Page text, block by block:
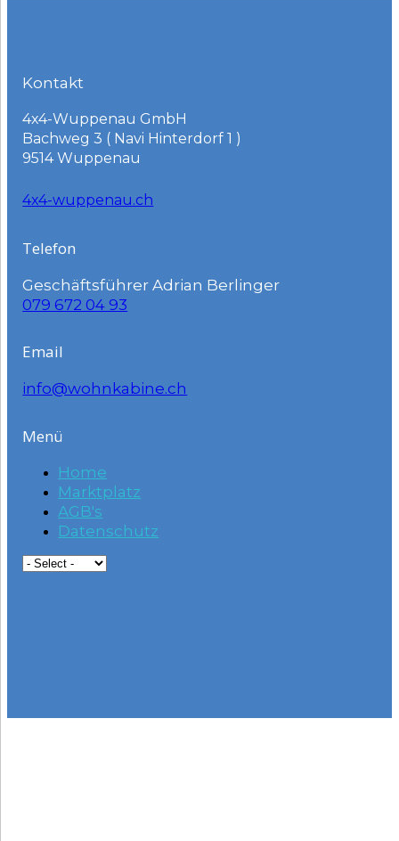
Kontakt
4x4-Wuppenau GmbH
Bachweg 3 ( Navi Hinterdorf 1 )
9514 Wuppenau
4x4-wuppenau.ch
Telefon
Geschäftsführer Adrian Berlinger
079 672 04 93
Email
info@wohnkabine.ch
Menü
Home
Marktplatz
AGB's
Datenschutz